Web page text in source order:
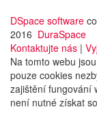
DSpace software
2016 DuraSpace
Kontaktujte nás |
Na tomto webu
pouze cookies
zajištění fungování
není nutné získat